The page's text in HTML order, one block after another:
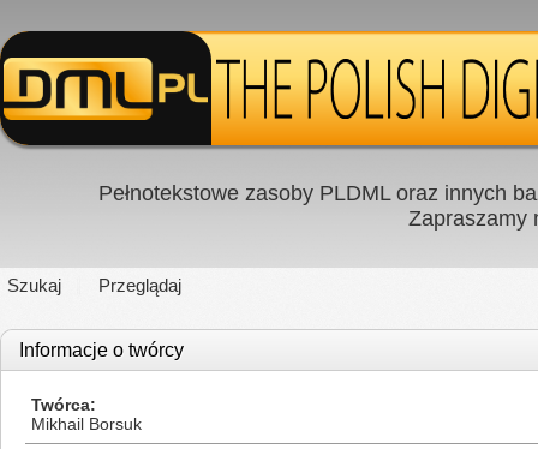
Pełnotekstowe zasoby PLDML oraz innych
Zapraszamy
Szukaj Przeglądaj
Informacje o twórcy
Twórca
Mikhail Borsuk